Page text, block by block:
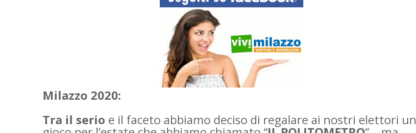
Milazzo 2020:
Tra il serio e il faceto abbiamo deciso di regalare ai nostri elettori un